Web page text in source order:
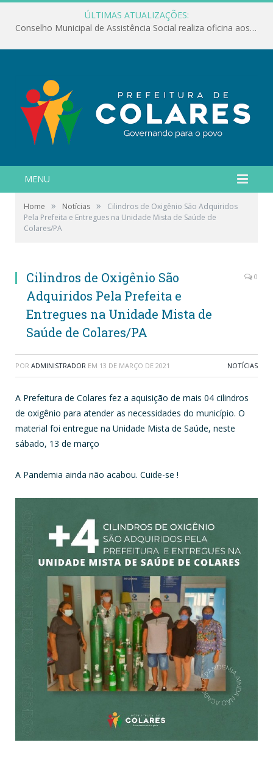
ÚLTIMAS ATUALIZAÇÕES:
Conselho Municipal de Assistência Social realiza oficina aos servidores
MENU
Home » Notícias »
Cilindros de Oxigênio São Adquiridos
Pela Prefeita e Entregues na Unidade Mista de Saúde de
Colares/PA
Cilindros de Oxigênio São
Adquiridos Pela Prefeita e
Entregues na Unidade Mista de
Saúde de Colares/PA
0
POR ADMINISTRADOR EM 13 DE MARÇO DE 2021 NOTÍCIAS
A Prefeitura de Colares fez a aquisição de mais 04 cilindros
de oxigênio para atender as necessidades do município. O
material foi entregue na Unidade Mista de Saúde, neste
sábado, 13 de março
A Pandemia ainda não acabou. Cuide-se !